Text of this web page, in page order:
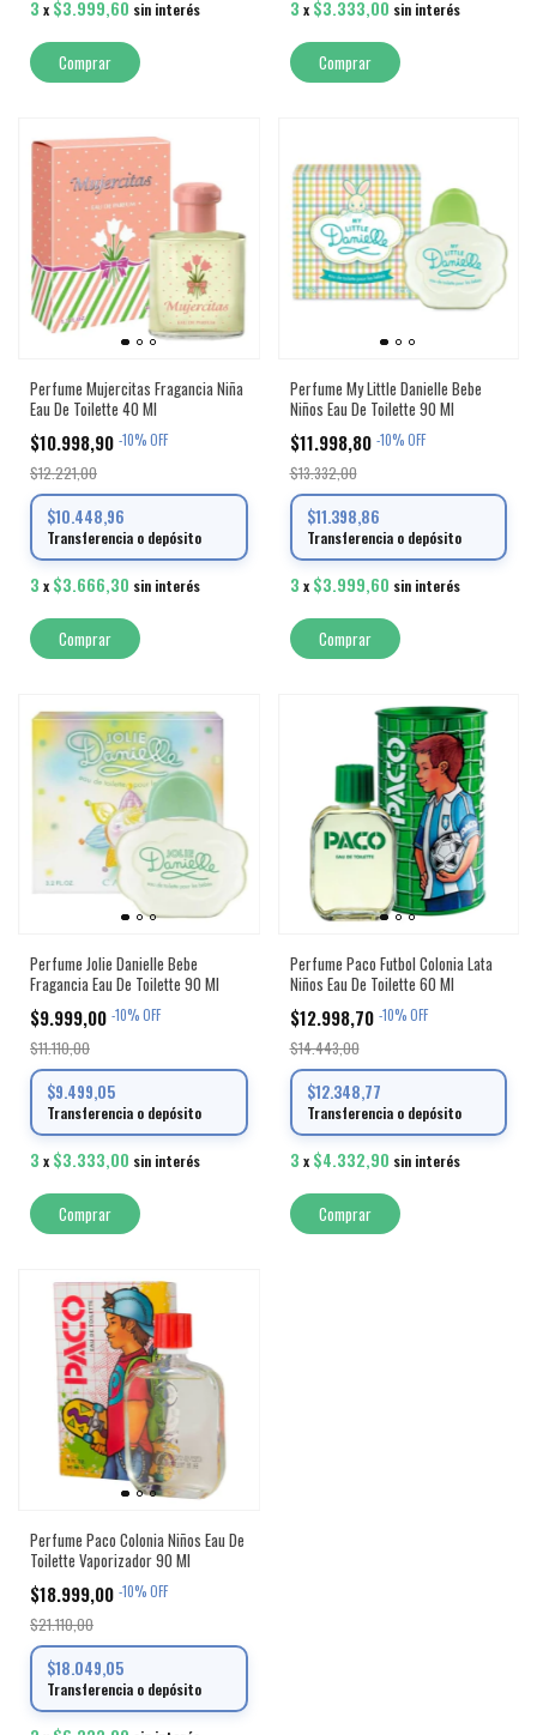
3 x $3.999,60 sin interés 3 x $3.333,00 sin interés
Perfume Mujercitas Fragancia Niña
Eau De Toilette 40 Ml
$10.998,90 -10%OFF
$12.221,00
$10.448,96
Transferencia o depósito
3 x $3.666,30 sin interés
Perfume My Little Danielle Bebe
Niños Eau De Toilette 90 Ml
$11.998,80 -10%OFF
$13.332,00
$11.398,86
Transferencia o depósito
3 x $3.999,60 sin interés
Perfume Jolie Danielle Bebe
Fragancia Eau De Toilette 90 Ml
$9.999,00 -10%OFF
$11.110,00
$9.499,05
Transferencia o depósito
3 x $3.333,00 sin interés
Perfume Paco Futbol Colonia Lata
Niños Eau De Toilette 60 Ml
$12.998,70 -10%OFF
$14.443,00
$12.348,77
Transferencia o depósito
3 x $4.332,90 sin interés
Perfume Paco Colonia Niños Eau De
Toilette Vaporizador 90 Ml
$18.999,00 -10%OFF
$21.110,00
$18.049,05
Transferencia o depósito